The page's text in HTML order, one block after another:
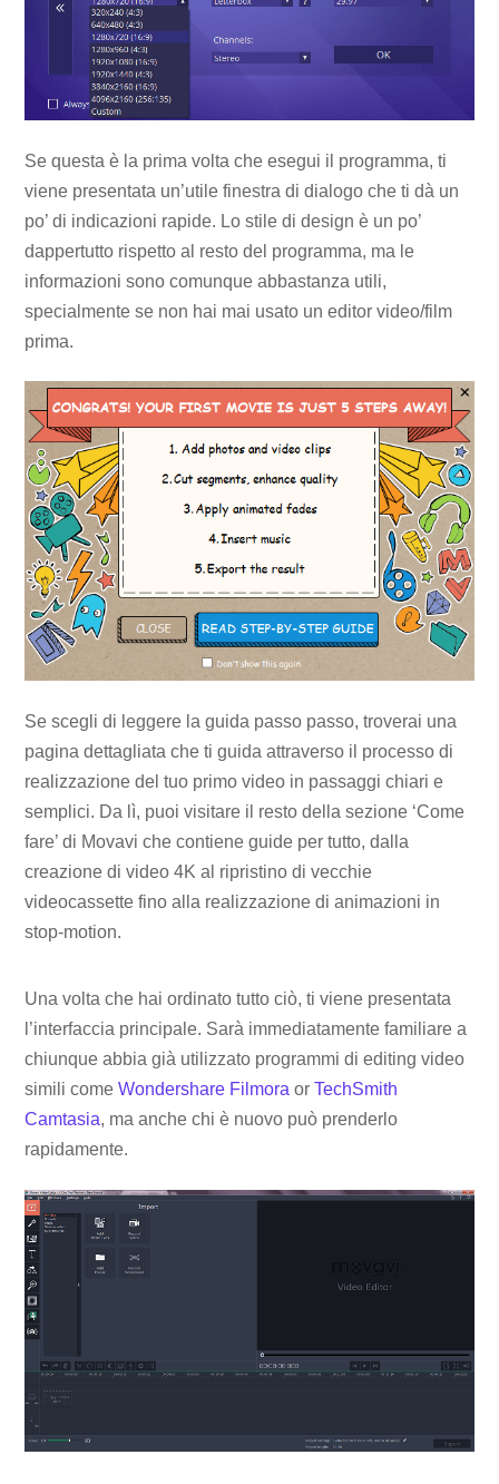
Se questa è la prima volta che esegui il programma, ti
viene presentata un’utile finestra di dialogo che ti dà un
po’ di indicazioni rapide. Lo stile di design è un po’
dappertutto rispetto al resto del programma, ma le
informazioni sono comunque abbastanza utili,
specialmente se non hai mai usato un editor video/film
prima.
Se scegli di leggere la guida passo passo, troverai una
pagina dettagliata che ti guida attraverso il processo di
realizzazione del tuo primo video in passaggi chiari e
semplici. Da lì, puoi visitare il resto della sezione ‘Come
fare’ di Movavi che contiene guide per tutto, dalla
creazione di video 4K al ripristino di vecchie
videocassette fino alla realizzazione di animazioni in
stop-motion.
Una volta che hai ordinato tutto ciò, ti viene presentata
l’interfaccia principale. Sarà immediatamente familiare a
chiunque abbia già utilizzato programmi di editing video
simili comeWondershare Filmora orTechSmith
Camtasia, ma anche chi è nuovo può prenderlo
rapidamente.